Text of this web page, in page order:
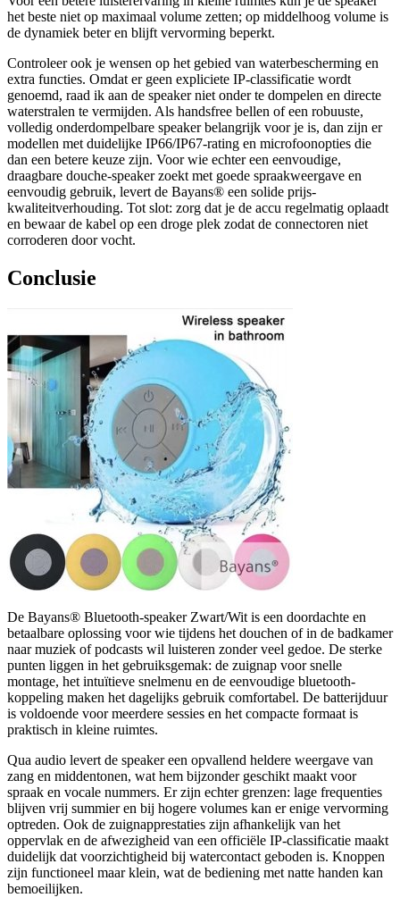
het beste niet op maximaal volume zetten; op middelhoog volume is
de dynamiek beter en blijft vervorming beperkt.
Controleer ook je wensen op het gebied van waterbescherming en
extra functies. Omdat er geen expliciete IP-classificatie wordt
genoemd, raad ik aan de speaker niet onder te dompelen en directe
waterstralen te vermijden. Als handsfree bellen of een robuuste,
volledig onderdompelbare speaker belangrijk voor je is, dan zijn er
modellen met duidelijke IP66/IP67-rating en microfoonopties die
dan een betere keuze zijn. Voor wie echter een eenvoudige,
draagbare douche-speaker zoekt met goede spraakweergave en
eenvoudig gebruik, levert de Bayans® een solide prijs-
kwaliteitverhouding. Tot slot: zorg dat je de accu regelmatig oplaadt
en bewaar de kabel op een droge plek zodat de connectoren niet
corroderen door vocht.
Conclusie
De Bayans® Bluetooth-speaker Zwart/Wit is een doordachte en
betaalbare oplossing voor wie tijdens het douchen of in de badkamer
naar muziek of podcasts wil luisteren zonder veel gedoe. De sterke
punten liggen in het gebruiksgemak: de zuignap voor snelle
montage, het intuïtieve snelmenu en de eenvoudige bluetooth-
koppeling maken het dagelijks gebruik comfortabel. De batterijduur
is voldoende voor meerdere sessies en het compacte formaat is
praktisch in kleine ruimtes.
Qua audio levert de speaker een opvallend heldere weergave van
zang en middentonen, wat hem bijzonder geschikt maakt voor
spraak en vocale nummers. Er zijn echter grenzen: lage frequenties
blijven vrij summier en bij hogere volumes kan er enige vervorming
optreden. Ook de zuignapprestaties zijn afhankelijk van het
oppervlak en de afwezigheid van een officiële IP-classificatie maakt
duidelijk dat voorzichtigheid bij watercontact geboden is. Knoppen
zijn functioneel maar klein, wat de bediening met natte handen kan
bemoeilijken.